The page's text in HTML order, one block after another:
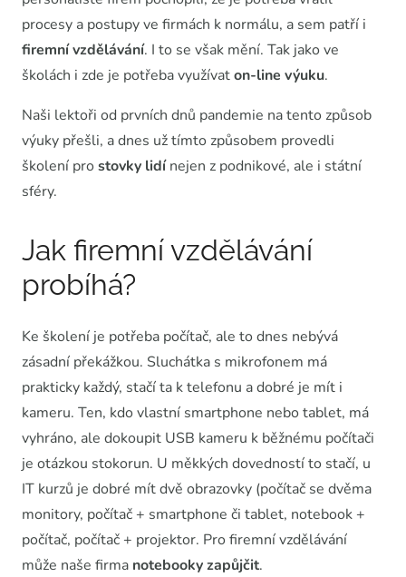
procesy a postupy ve firmách k normálu, a sem patří i
firemní vzdělávání. I to se však mění. Tak jako ve
školách i zde je potřeba využívaton-line výuku.
Naši lektoři od prvních dnů pandemie na tento způsob
výuky přešli, a dnes už tímto způsobem provedli
školení prostovky lidínejen z podnikové, ale i státní
sféry.
Jak firemní vzdělávání
probíhá?
Ke školení je potřeba počítač, ale to dnes nebývá
zásadní překážkou. Sluchátka s mikrofonem má
prakticky každý, stačí ta k telefonu a dobré je mít i
kameru. Ten, kdo vlastní smartphone nebo tablet, má
vyhráno, ale dokoupit USB kameru k běžnému počítači
je otázkou stokorun. U měkkých dovedností to stačí, u
IT kurzů je dobré mít dvě obrazovky (počítač se dvěma
monitory, počítač + smartphone či tablet, notebook +
počítač, počítač + projektor. Pro firemní vzdělávání
může naše firma notebookyzapůjčit.